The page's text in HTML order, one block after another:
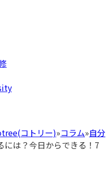
コトリー)»コラム»自分
には？今日からできる！7